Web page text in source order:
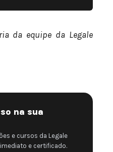
da equipe da Legale
na sua
e cursos da Legale
e certificado.